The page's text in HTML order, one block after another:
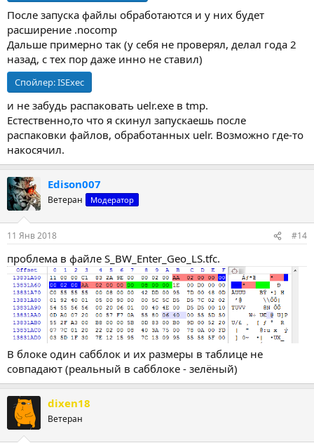
После запуска файлы обработаются и у них будет
расширение .nocomp
Дальше примерно так (у себя не проверял, делал года 2
назад, с тех пор даже инно не ставил)
Спойлер:ISExec
и не забудь распаковать uelr.exe в tmp.
Естественно,то что я скинул запускаешь после
распаковки файлов, обработанных uelr. Возможно где-то
накосячил.
Edison007
Ветеран Модератор
11 Янв 2018 #14
проблема в файле S_BW_Enter_Geo_LS.tfc.
В блоке один сабблок и их размеры в таблице не
совпадают (реальный в сабблоке - зелёный)
dixen18
Ветеран